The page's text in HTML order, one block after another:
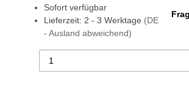
Sofort verfügbar
Lieferzeit: 2 - 3 Werktage (DE
- Ausland abweichend)